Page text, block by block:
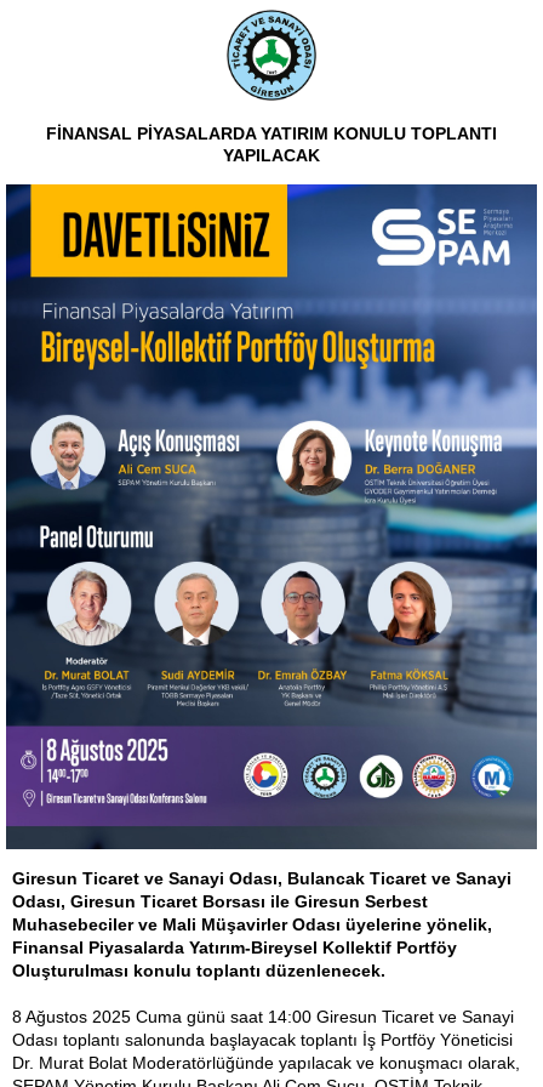
FİNANSAL PİYASALARDA YATIRIM KONULU TOPLANTI
YAPILACAK
Giresun Ticaret ve Sanayi Odası, Bulancak Ticaret ve Sanayi
Odası, Giresun Ticaret Borsası ile Giresun Serbest
Muhasebeciler ve Mali Müşavirler Odası üyelerine yönelik,
Finansal Piyasalarda Yatırım-Bireysel Kollektif Portföy
Oluşturulması konulu toplantı düzenlenecek.
8 Ağustos 2025 Cuma günü saat 14:00 Giresun Ticaret ve Sanayi
Odası toplantı salonunda başlayacak toplantı İş Portföy Yöneticisi
Dr. Murat Bolat Moderatörlüğünde yapılacak ve konuşmacı olarak,